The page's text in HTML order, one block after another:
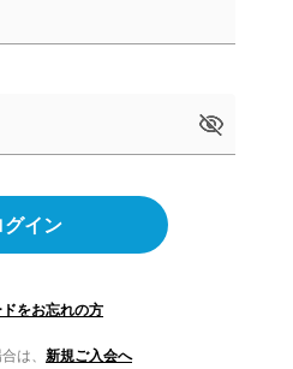
グイン
をお忘れの方
は、 新規ご入会へ